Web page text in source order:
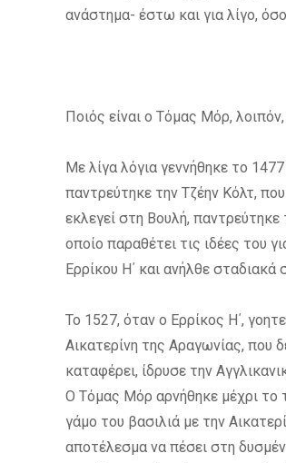
ανάστημα- έστω και για λίγο,
Ποιός είναι ο Τόμας Μόρ, λοιπόν,
Με λίγα λόγια γεννήθηκε το
παντρεύτηκε την Τζέην Κόλτ,
εκλεγεί στη Βουλή,
οποίο παραθέτει τις ιδέες του
Ερρίκου Η΄ και ανήλθε
Το 1527, όταν ο Ερρίκος Η΄,
Αικατερίνη της Αραγωνίας, που
καταφέρει, ίδρυσε την
Ο Τόμας Μόρ αρνήθηκε μέχρι το
γάμο του βασιλιά με την
αποτέλεσμα να πέσει στη